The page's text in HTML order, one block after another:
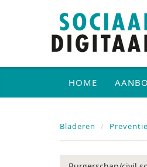
HOME
Bladeren Preventie